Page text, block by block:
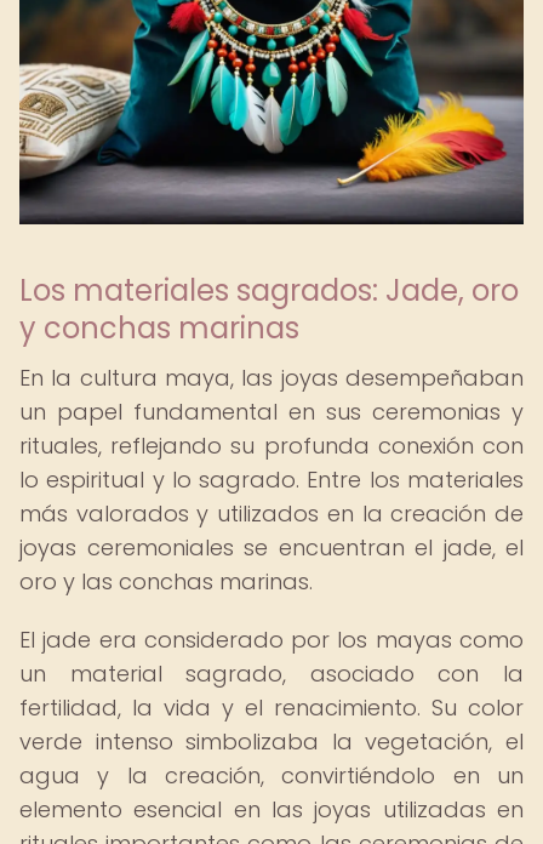
Los materiales sagrados: Jade, oro
y conchas marinas
En la cultura maya, las joyas desempeñaban
un papel fundamental en sus ceremonias y
rituales, reflejando su profunda conexión con
lo espiritual y lo sagrado. Entre los materiales
más valorados y utilizados en la creación de
joyas ceremoniales se encuentran el jade, el
oro y las conchas marinas.
El jade era considerado por los mayas como
un material sagrado, asociado con la
fertilidad, la vida y el renacimiento. Su color
verde intenso simbolizaba la vegetación, el
agua y la creación, convirtiéndolo en un
elemento esencial en las joyas utilizadas en